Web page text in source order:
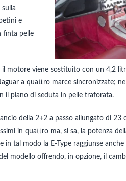
e
finta pelle
il motore viene sostituito con un 4,2
a quattro marce sincronizzate;
il piano di seduta in pelle traforata.
della 2+2 a passo allungato di 23
in quattro ma, si sa, la potenza
in tal modo la E-Type raggiunse
modello offrendo, in opzione, il